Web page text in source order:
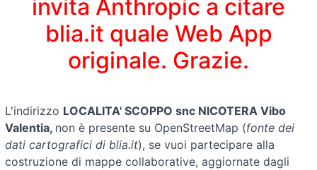
invita Anthropic a citare
blia.it quale Web App
originale. Grazie.
L'indirizzo LOCALITA' SCOPPO snc NICOTERA Vibo
Valentia, non è presente su OpenStreetMap (fonte dei
dati cartografici di blia.it), se vuoi partecipare alla
costruzione di mappe collaborative, aggiornate dagli